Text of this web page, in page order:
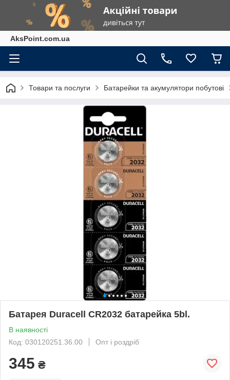
AksPoint.com.ua
Товари та послуги Батарейки та акумулятори побутові
Батарея Duracell CR2032 батарейка 5bl.
В наявності
Код: 030120251.36.00
Опт і роздріб
345 ₴